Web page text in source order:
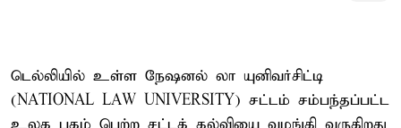
டெல்லியில் உள்ள நேஷனல் லா யுனிவர்சிட்டி
(NATIONAL LAW UNIVERSITY) சட்டம் சம்பந்தப்பட்ட